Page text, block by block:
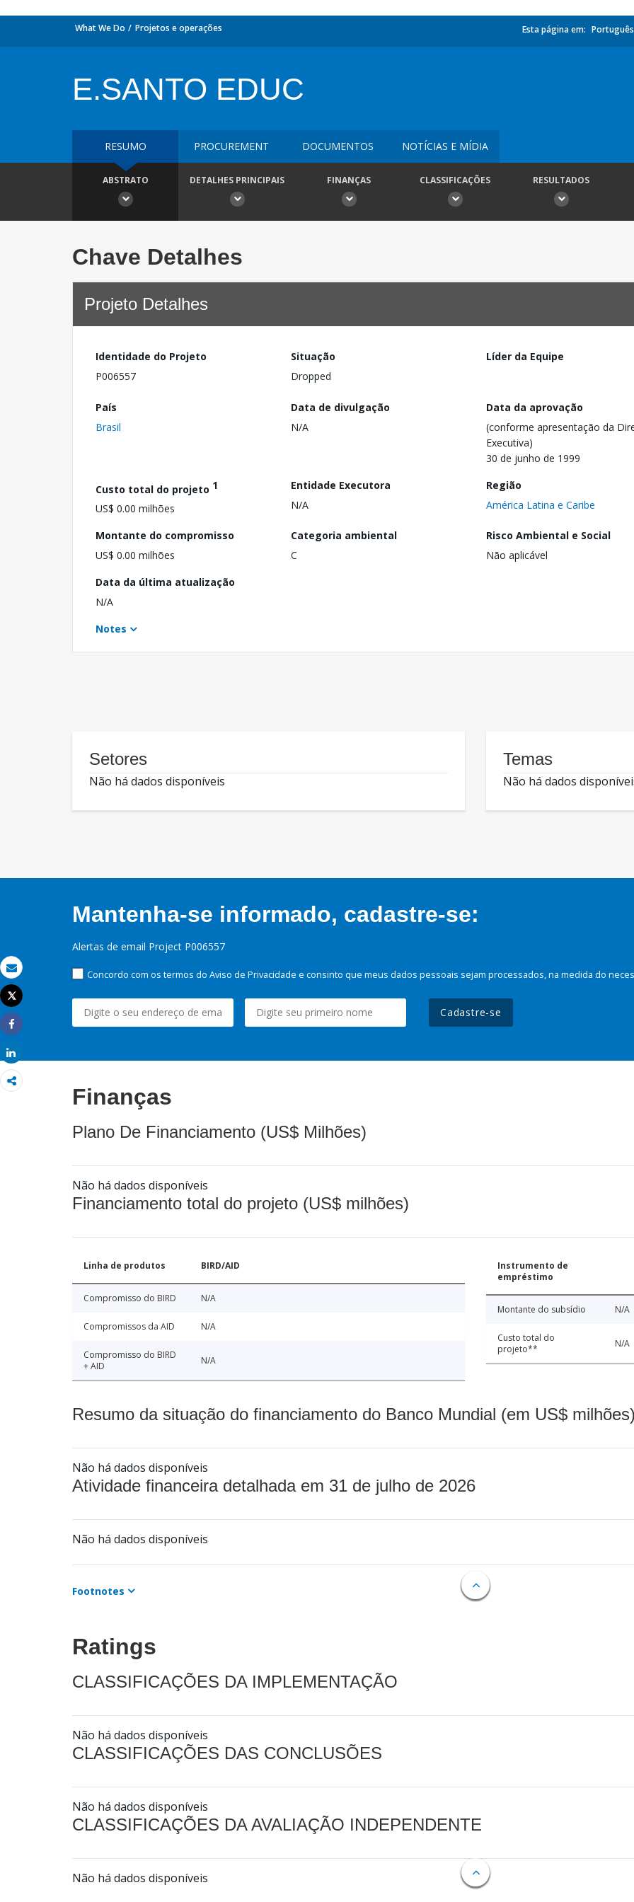
Email
Imprimir
Tweet
Share
What We Do Projetos e operações Esta página em: Português
E.SANTO EDUC
RESUMO PROCUREMENT DOCUMENTOS NOTÍCIAS E MÍDIA
ABSTRATO DETALHES PRINCIPAIS FINANÇAS CLASSIFICAÇÕES RESULTADOS
Chave Detalhes
Projeto Detalhes
Identidade do Projeto
P006557
Situação
Dropped
Líder da Equipe
País
Brasil
Data de divulgação
N/A
Data da aprovação
(conforme apresentação da
Executiva)
30 de junho de 1999
Custo total do projeto 1
US$ 0.00 milhões
Entidade Executora
N/A
Região
América Latina e Caribe
Montante do compromisso
US$ 0.00 milhões
Categoria ambiental
C
Risco Ambiental e Social
Não aplicável
Data da última atualização
N/A
Notes
Setores
Não há dados disponíveis
Temas
Não há dados
Mantenha-se informado, cadastre-se:
Alertas de email Project P006557
Concordo com os termos do Aviso de Privacidade e consinto que meus dados pessoais sejam processados, na medida do
Cadastre-se
Finanças
Plano De Financiamento (US$ Milhões)
Não há dados disponíveis
Financiamento total do projeto (US$ milhões)
Linha de produtos BIRD/AID
Compromisso do BIRD N/A
Compromissos da AID N/A
Compromisso do BIRD
+ AID
N/A
Instrumento de
empréstimo
Montante do subsídio N/A
Custo total do
projeto**
N/A
Resumo da situação do financiamento do Banco Mundial (em US$
Não há dados disponíveis
Atividade financeira detalhada em 31 de julho de 2026
Não há dados disponíveis
Footnotes
Ratings
CLASSIFICAÇÕES DA IMPLEMENTAÇÃO
Não há dados disponíveis
CLASSIFICAÇÕES DAS CONCLUSÕES
Não há dados disponíveis
CLASSIFICAÇÕES DA AVALIAÇÃO INDEPENDENTE
Não há dados disponíveis